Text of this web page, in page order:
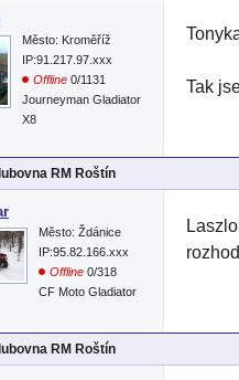
Město: Kroměříž
IP:91.217.97.xxx
Offline 0/1131
Journeyman Gladiator
X8
Tak
RM Roštín
Město: Ždánice
IP:95.82.166.xxx
Offline 0/318
CF Moto Gladiator
RM Roštín